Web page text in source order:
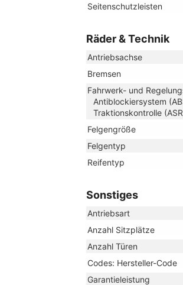
Seitenschutzleisten
Räder & Technik
Antriebsachse
Bremsen
Fahrwerk- und
Antiblockiersystem
Traktionskontrolle
Felgengröße
Felgentyp
Reifentyp
Sonstiges
Antriebsart
Anzahl Sitzplätze
Anzahl Türen
Codes: Hersteller-Code
Garantieleistung